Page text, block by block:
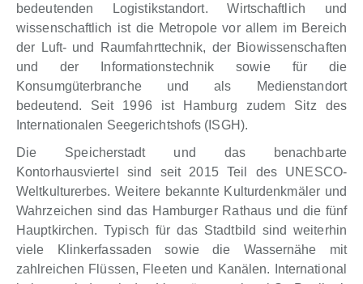
bedeutenden Logistikstandort. Wirtschaftlich und
wissenschaftlich ist die Metropole vor allem im Bereich
der Luft- und Raumfahrttechnik, der Biowissenschaften
und der Informationstechnik sowie für die
Konsumgüterbranche und als Medienstandort
bedeutend. Seit 1996 ist Hamburg zudem Sitz des
Internationalen Seegerichtshofs (ISGH).
Die Speicherstadt und das benachbarte
Kontorhausviertel sind seit 2015 Teil des UNESCO-
Weltkulturerbes. Weitere bekannte Kulturdenkmäler und
Wahrzeichen sind das Hamburger Rathaus und die fünf
Hauptkirchen. Typisch für das Stadtbild sind weiterhin
viele Klinkerfassaden sowie die Wassernähe mit
zahlreichen Flüssen, Fleeten und Kanälen. International